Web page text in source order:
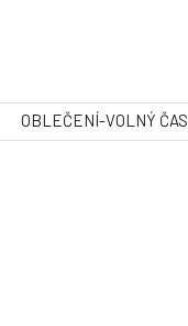
OBLEČENÍ-VOLNÝ ČAS